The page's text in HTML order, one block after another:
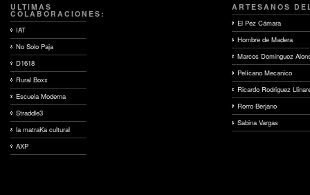
ULTIMAS
COLABORACIONES:
IAT
No Solo Paja
D1618
Rural Boxx
Escuela Moderna
Straddle3
la matraKa cultural
AXP
ARTESANOS
El Pez Cámara
Hombre de Madera
Marcos Dominguez
Pelícano Mecanico
Ricardo Rodriguez
Rorro Berjano
Sabina Vargas